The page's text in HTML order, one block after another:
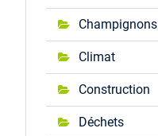
Champignons
Climat
Construction
Déchets